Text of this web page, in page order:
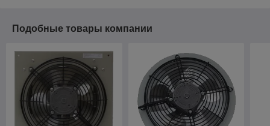
Подобные товары компании